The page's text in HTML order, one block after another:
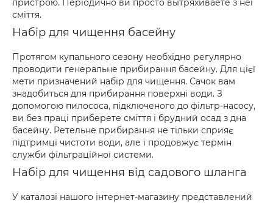
пристрою. Періодично ви просто вытряхиваете з неї
сміття.
Набір для чищення басейну
Протягом купального сезону необхідно регулярно
проводити генеральне прибирання басейну. Для цієї
мети призначений набір для чищення. Сачок вам
знадобиться для прибирання поверхні води. З
допомогою пилососа, підключеного до фільтр-насосу,
ви без праці приберете сміття і брудний осад з дна
басейну. Ретельне прибирання не тільки сприяє
підтримці чистоти води, але і продовжує термін
служби фільтраційної системи.
Набір для чищення від садового шланга
У каталозі нашого інтернет-магазину представлений